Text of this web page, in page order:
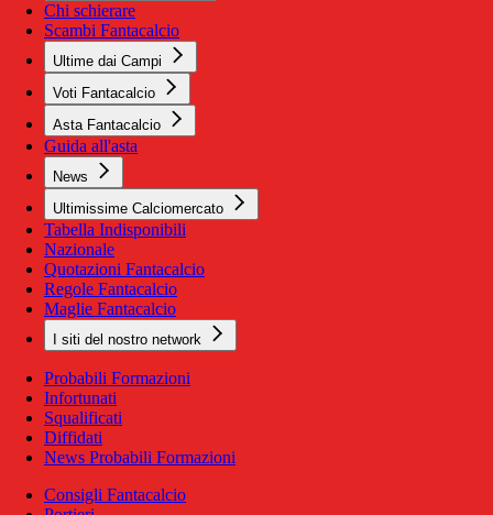
Chi schierare
Scambi Fantacalcio
Ultime dai Campi
Voti Fantacalcio
Asta Fantacalcio
Guida all'asta
News
Ultimissime Calciomercato
Tabella Indisponibili
Nazionale
Quotazioni Fantacalcio
Regole Fantacalcio
Maglie Fantacalcio
I siti del nostro network
Probabili Formazioni
Infortunati
Squalificati
Diffidati
News Probabili Formazioni
Consigli Fantacalcio